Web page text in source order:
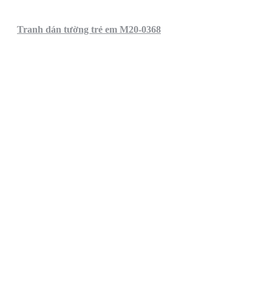
Tranh dán tường trẻ em M20-0368